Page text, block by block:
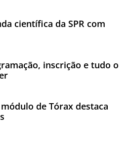
científica da SPR com
inscrição e tudo o
de Tórax destaca